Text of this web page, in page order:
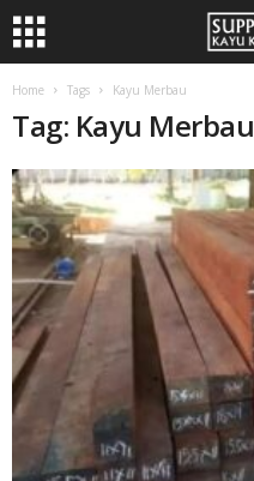
Home Tags Kayu Merbau
Tag: Kayu Merbau